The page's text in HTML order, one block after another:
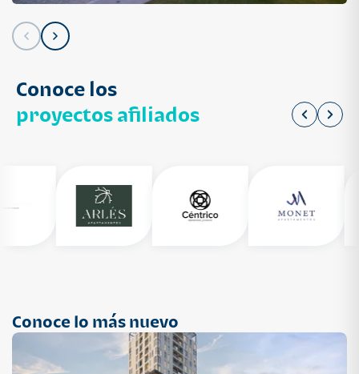
Conoce los
proyectos afiliados
Conoce lo más nuevo